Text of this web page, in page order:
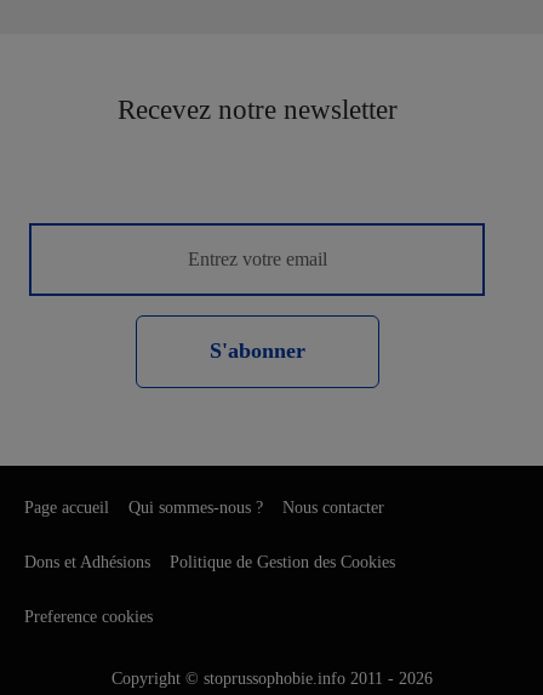
Recevez notre newsletter
S'abonner
Page accueil Qui sommes-nous ? Nous contacter
Dons et Adhésions Politique de Gestion des Cookies
Preference cookies
Copyright © stoprussophobie.info 2011 - 2026